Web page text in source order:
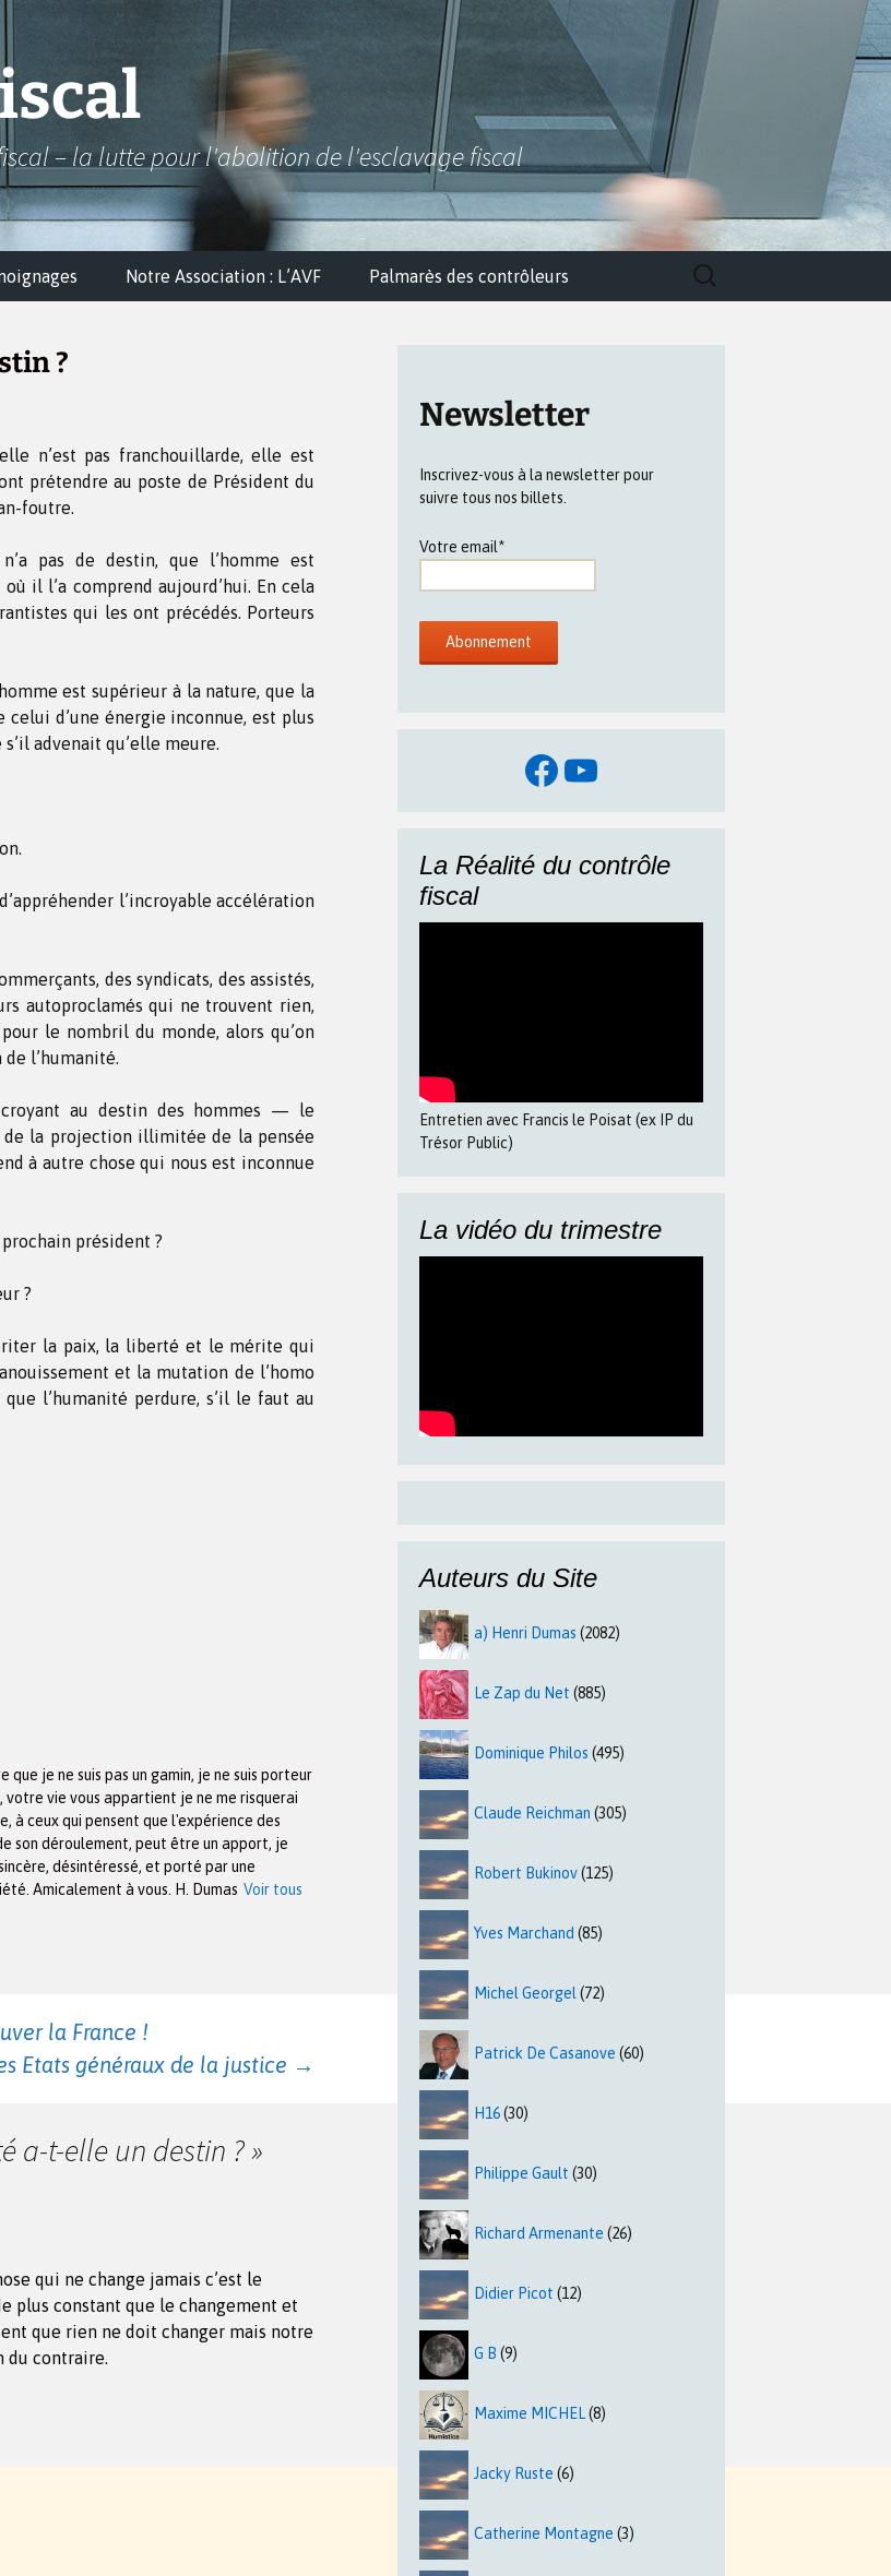
– la lutte pour l'abolition de l'esclavage fiscal
Notre Association : L’AVF Palmarès des contrôleurs
Rechercher :
?
n’est pas franchouillarde, elle est
prétendre au poste de Président du
foutre.
pas de destin, que l’homme est
il l’a comprend aujourd’hui. En cela
qui les ont précédés. Porteurs
est supérieur à la nature, que la
d’une énergie inconnue, est plus
advenait qu’elle meure.
l’incroyable accélération
des syndicats, des assistés,
autoproclamés qui ne trouvent rien,
le nombril du monde, alors qu’on
l’humanité.
au destin des hommes — le
de la projection illimitée de la pensée
à autre chose qui nous est inconnue
président ?
?
la paix, la liberté et le mérite qui
et la mutation de l’homo
l’humanité perdure, s’il le faut au
que je ne suis pas un gamin, je ne suis porteur
votre vie vous appartient je ne me risquerai
à ceux qui pensent que l'expérience des
son déroulement, peut être un apport, je
désintéressé, et porté par une
Amicalement à vous. H. Dumas Voir tous
la France !
Etats généraux de la justice →
a-t-elle un destin ?»
qui ne change jamais c’est le
plus constant que le changement et
que rien ne doit changer mais notre
du contraire.
Newsletter
Inscrivez-vous à la newsletter pour
suivre tous nos billets.
Votre email*
Facebook
YouTube
La Réalité du contrôle
fiscal
Entretien avec Francis le Poisat (ex IP du
Trésor Public)
La vidéo du trimestre
Auteurs du Site
a) Henri Dumas (2082)
Le Zap du Net (885)
Dominique Philos (495)
Claude Reichman (305)
Robert Bukinov(125)
Yves Marchand (85)
Michel Georgel (72)
Patrick De Casanove (60)
H16(30)
Philippe Gault (30)
Richard Armenante (26)
Didier Picot (12)
G B (9)
Maxime MICHEL(8)
Jacky Ruste (6)
Catherine Montagne (3)